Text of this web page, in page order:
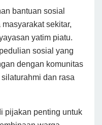
bantuan sosial
sekitar,
yatim piatu.
sosial yang
dengan komunitas
dan rasa
pijakan penting untuk